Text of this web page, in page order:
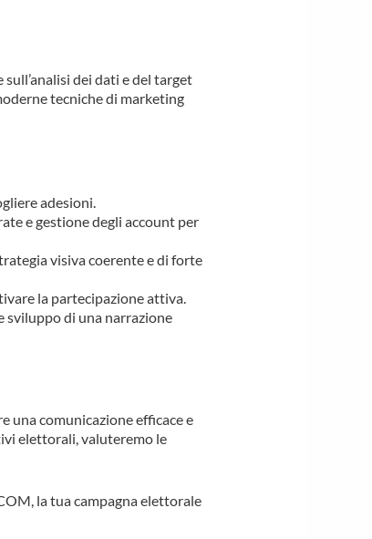
dei dati e del target
tecniche di marketing
adesioni.
e gestione degli account per
visiva coerente e di forte
la partecipazione attiva.
sviluppo di una narrazione
una comunicazione efficace e
elettorali, valuteremo le
la tua campagna elettorale